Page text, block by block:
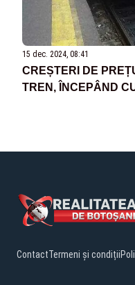
15 dec. 2024, 08:41
CREȘTERI DE
TREN, ÎNCEPÂND
ContactTermeni și condiții